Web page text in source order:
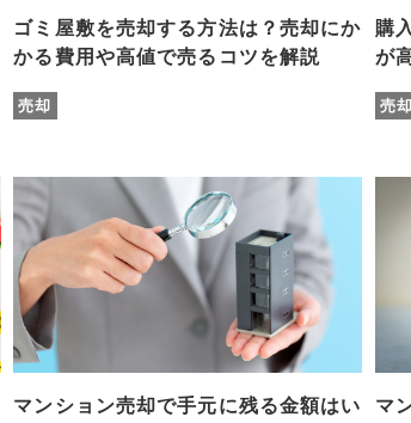
ゴミ屋敷を売却する方法は？売却にか
かる費用や高値で売るコツを解説
売却
購
が
売却
マンション売却で手元に残る金額はい マ